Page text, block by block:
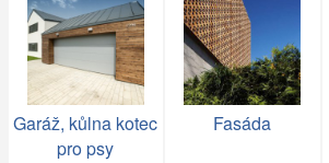
Garáž, kůlna kotec
pro psy
Fasáda